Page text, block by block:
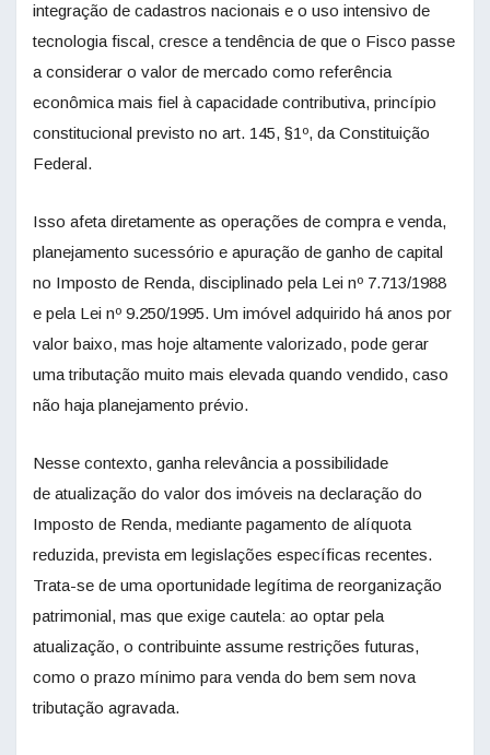
integração de cadastros nacionais e o uso intensivo de
tecnologia fiscal, cresce a tendência de que o Fisco passe
a considerar o valor de mercado como referência
econômica mais fiel à capacidade contributiva, princípio
constitucional previsto no art. 145, §1º, da Constituição
Federal.
Isso afeta diretamente as operações de compra e venda,
planejamento sucessório e apuração de ganho de capital
no Imposto de Renda, disciplinado pela Lei nº 7.713/1988
e pela Lei nº 9.250/1995. Um imóvel adquirido há anos por
valor baixo, mas hoje altamente valorizado, pode gerar
uma tributação muito mais elevada quando vendido, caso
não haja planejamento prévio.
Nesse contexto, ganha relevância a possibilidade
de atualização do valor dos imóveis na declaração do
Imposto de Renda, mediante pagamento de alíquota
reduzida, prevista em legislações específicas recentes.
Trata-se de uma oportunidade legítima de reorganização
patrimonial, mas que exige cautela: ao optar pela
atualização, o contribuinte assume restrições futuras,
como o prazo mínimo para venda do bem sem nova
tributação agravada.